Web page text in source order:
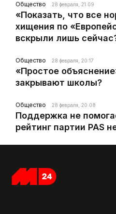
Общество 28 февраля, 21:09
«Показать, что все
хищения по
вскрыли лишь
Общество 28 февраля, 20:17
«Простое
закрывают школы?
Общество 28 февраля, 20:08
Поддержка не
рейтинг партии PAS